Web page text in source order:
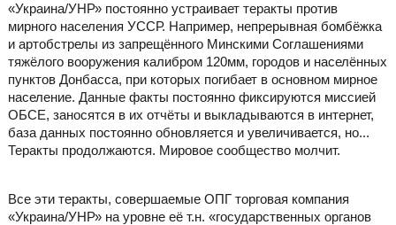
«Украина/УНР» постоянно устраивает теракты против
мирного населения УССР. Например, непрерывная бомбёжка
и артобстрелы из запрещённого Минскими Соглашениями
тяжёлого вооружения калибром 120мм, городов и населённых
пунктов Донбасса, при которых погибает в основном мирное
население. Данные факты постоянно фиксируются миссией
ОБСЕ, заносятся в их отчёты и выкладываются в интернет,
база данных постоянно обновляется и увеличивается, но...
Теракты продолжаются. Мировое сообщество молчит.
Все эти теракты, совершаемые ОПГ торговая компания
«Украина/УНР» на уровне её т.н. «государственных органов